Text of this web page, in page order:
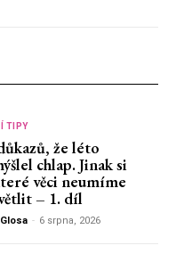
TIPY
že léto
chlap. Jinak si
věci neumíme
– 1. díl
- 6 srpna, 2026